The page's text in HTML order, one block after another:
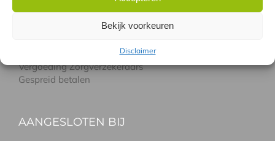
Bekijk voorkeuren
Disclaimer
Gratis proefbehandeling
Vergoeding Zorgverzekeraars
Gespreid betalen
AANGESLOTEN BIJ